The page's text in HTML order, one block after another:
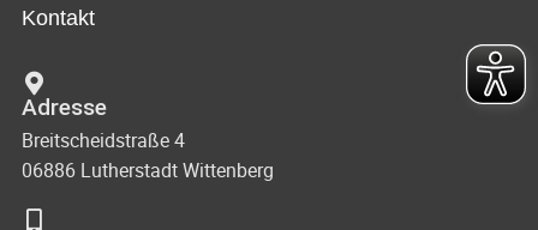
Kontakt
Adresse
Breitscheidstraße 4
06886 Lutherstadt Wittenberg